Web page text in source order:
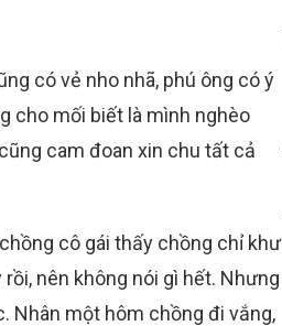
có vẻ nho nhã, phú ông có ý
cho mối biết là mình nghèo
cam đoan xin chu tất cả
cô gái thấy chồng chỉ khư
nên không nói gì hết. Nhưng
Nhân một hôm chồng đi vắng,